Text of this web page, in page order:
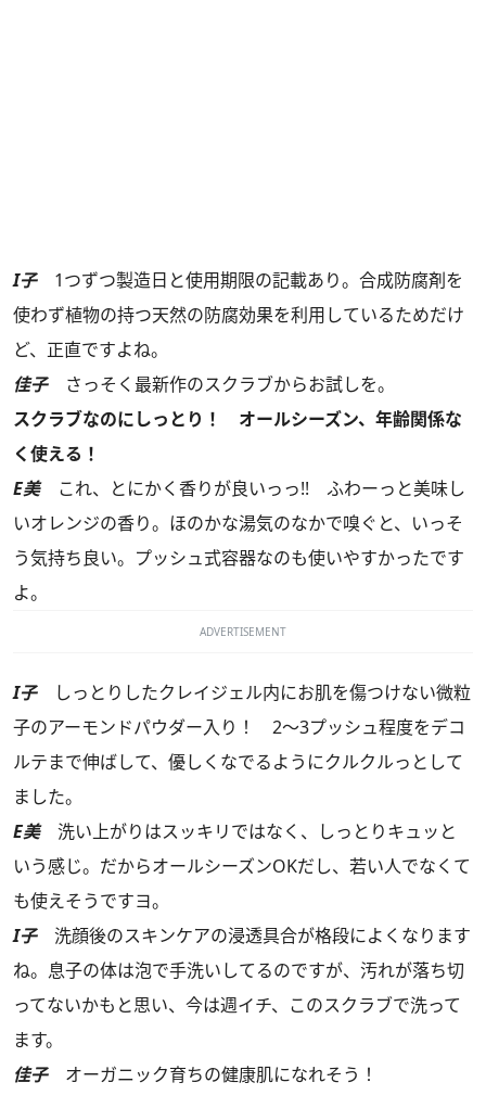
I子1つずつ製造日と使用期限の記載あり。合成防腐剤を
使わず植物の持つ天然の防腐効果を利用しているためだけ
ど、正直ですよね。
佳子さっそく最新作のスクラブからお試しを。
スクラブなのにしっとり！ オールシーズン、年齢関係な
く使える！
E美これ、とにかく香りが良いっっ!! ふわーっと美味し
いオレンジの香り。ほのかな湯気のなかで嗅ぐと、いっそ
う気持ち良い。プッシュ式容器なのも使いやすかったです
よ。
ADVERTISEMENT
I子しっとりしたクレイジェル内にお肌を傷つけない微粒
子のアーモンドパウダー入り！ 2～3プッシュ程度をデコ
ルテまで伸ばして、優しくなでるようにクルクルっとして
ました。
E美洗い上がりはスッキリではなく、しっとりキュッと
いう感じ。だからオールシーズンOKだし、若い人でなくて
も使えそうですヨ。
I子洗顔後のスキンケアの浸透具合が格段によくなります
ね。息子の体は泡で手洗いしてるのですが、汚れが落ち切
ってないかもと思い、今は週イチ、このスクラブで洗って
ます。
佳子オーガニック育ちの健康肌になれそう！